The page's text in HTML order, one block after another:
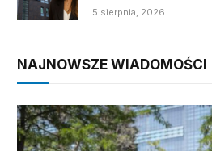
5 sierpnia, 2026
NAJNOWSZE WIADOMOŚCI